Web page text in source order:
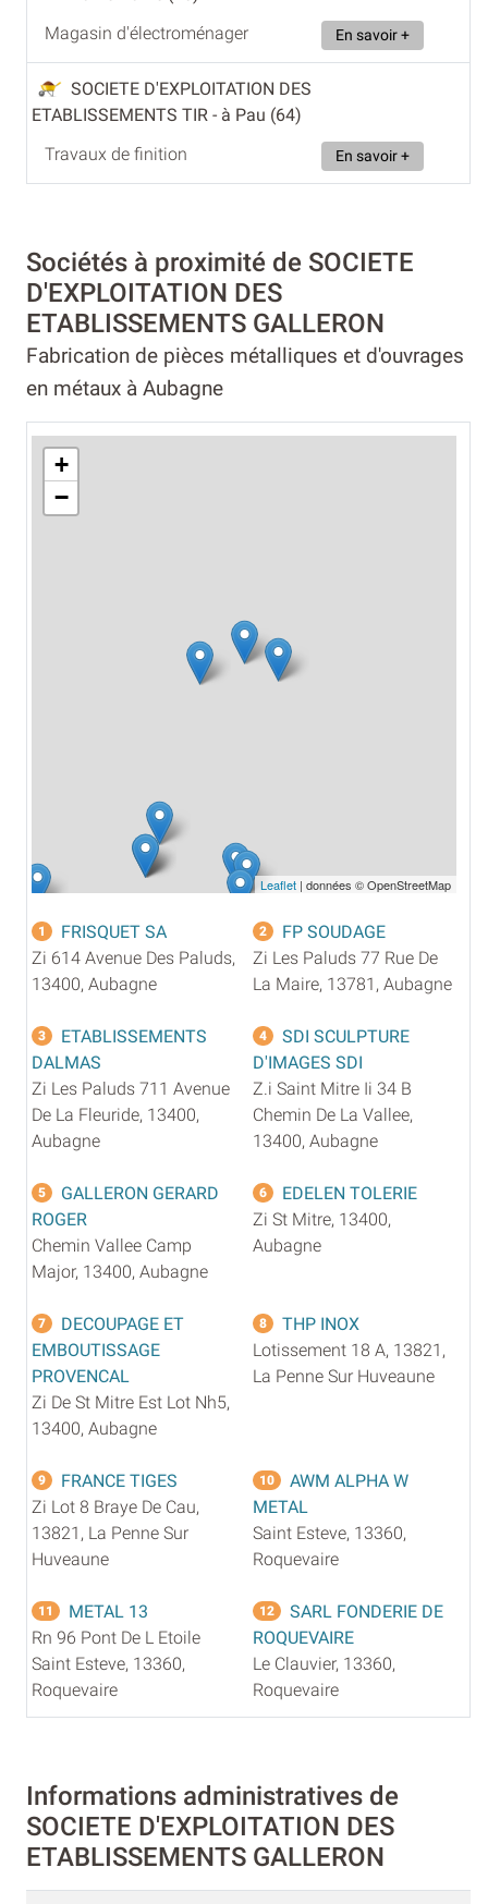
Magasin d'électroménager
En savoir +
SOCIETE D'EXPLOITATION DES
ETABLISSEMENTS TIR - à Pau (64)
Travaux de finition
En savoir +
Sociétés à proximité de SOCIETE
D'EXPLOITATION DES
ETABLISSEMENTS GALLERON
Fabrication de pièces métalliques et d'ouvrages
en métaux à Aubagne
+
−
Leaflet | données © OpenStreetMap
1
FRISQUET SA
Zi 614 Avenue Des Paluds,
13400, Aubagne
2
FP SOUDAGE
Zi Les Paluds 77 Rue De
La Maire, 13781, Aubagne
3
ETABLISSEMENTS
DALMAS
Zi Les Paluds 711 Avenue
De La Fleuride, 13400,
Aubagne
4
SDI SCULPTURE
D'IMAGES SDI
Z.i Saint Mitre Ii 34 B
Chemin De La Vallee,
13400, Aubagne
5
GALLERON GERARD
ROGER
Chemin Vallee Camp
Major, 13400, Aubagne
6
EDELEN TOLERIE
Zi St Mitre, 13400,
Aubagne
7
DECOUPAGE ET
EMBOUTISSAGE
PROVENCAL
Zi De St Mitre Est Lot Nh5,
13400, Aubagne
8
THP INOX
Lotissement 18 A, 13821,
La Penne Sur Huveaune
9
FRANCE TIGES
Zi Lot 8 Braye De Cau,
13821, La Penne Sur
Huveaune
10
AWM ALPHA W
METAL
Saint Esteve, 13360,
Roquevaire
11
METAL 13
Rn 96 Pont De L Etoile
Saint Esteve, 13360,
Roquevaire
12
SARL FONDERIE DE
ROQUEVAIRE
Le Clauvier, 13360,
Roquevaire
Informations administratives de
SOCIETE D'EXPLOITATION DES
ETABLISSEMENTS GALLERON